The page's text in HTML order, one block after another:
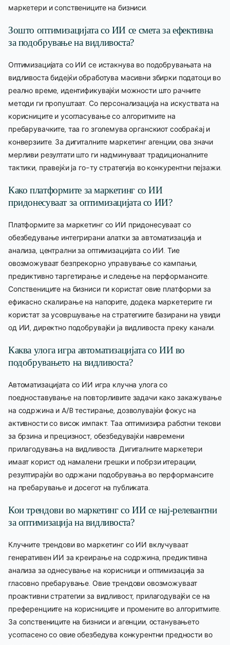
маркетери и сопствениците на бизниси.
Зошто оптимизацијата со ИИ се смета за ефективна
за подобрување на видливоста?
Оптимизацијата со ИИ се истакнува во подобрувањата на
видливоста бидејќи обработува масивни збирки податоци во
реално време, идентификувајќи можности што рачните
методи ги пропуштаат. Со персонализација на искуствата на
корисниците и усогласување со алгоритмите на
пребарувачките, таа го зголемува органскиот сообраќај и
конверзиите. За дигиталните маркетинг агенции, ова значи
мерливи резултати што ги надминуваат традиционалните
тактики, правејќи ја го-ту стратегија во конкурентни пејзажи.
Како платформите за маркетинг со ИИ
придонесуваат за оптимизацијата со ИИ?
Платформите за маркетинг со ИИ придонесуваат со
обезбедување интегрирани алатки за автоматизација и
анализа, централни за оптимизацијата со ИИ. Тие
овозможуваат безпрекорно управување со кампањи,
предиктивно таргетирање и следење на перформансите.
Сопствениците на бизниси ги користат овие платформи за
ефикасно скалирање на напорите, додека маркетерите ги
користат за усовршување на стратегиите базирани на увиди
од ИИ, директно подобрувајќи ја видливоста преку канали.
Каква улога игра автоматизацијата со ИИ во
подобрувањето на видливоста?
Автоматизацијата со ИИ игра клучна улога со
поедноставување на повторливите задачи како закажување
на содржина и A/B тестирање, дозволувајќи фокус на
активности со висок импакт. Таа оптимизира работни текови
за брзина и прецизност, обезбедувајќи навремени
прилагодувања на видливоста. Дигиталните маркетери
имаат корист од намалени грешки и побрзи итерации,
резултирајќи во одржани подобрувања во перформансите
на пребарување и досегот на публиката.
Кои трендови во маркетинг со ИИ се нај-релевантни
за оптимизација на видливоста?
Клучните трендови во маркетинг со ИИ вклучуваат
генеративен ИИ за креирање на содржина, предиктивна
анализа за однесување на корисници и оптимизација за
гласовно пребарување. Овие трендови овозможуваат
проактивни стратегии за видливост, прилагодувајќи се на
преференциите на корисниците и промените во алгоритмите.
За сопствениците на бизниси и агенции, останувањето
усогласено со овие обезбедува конкурентни предности во